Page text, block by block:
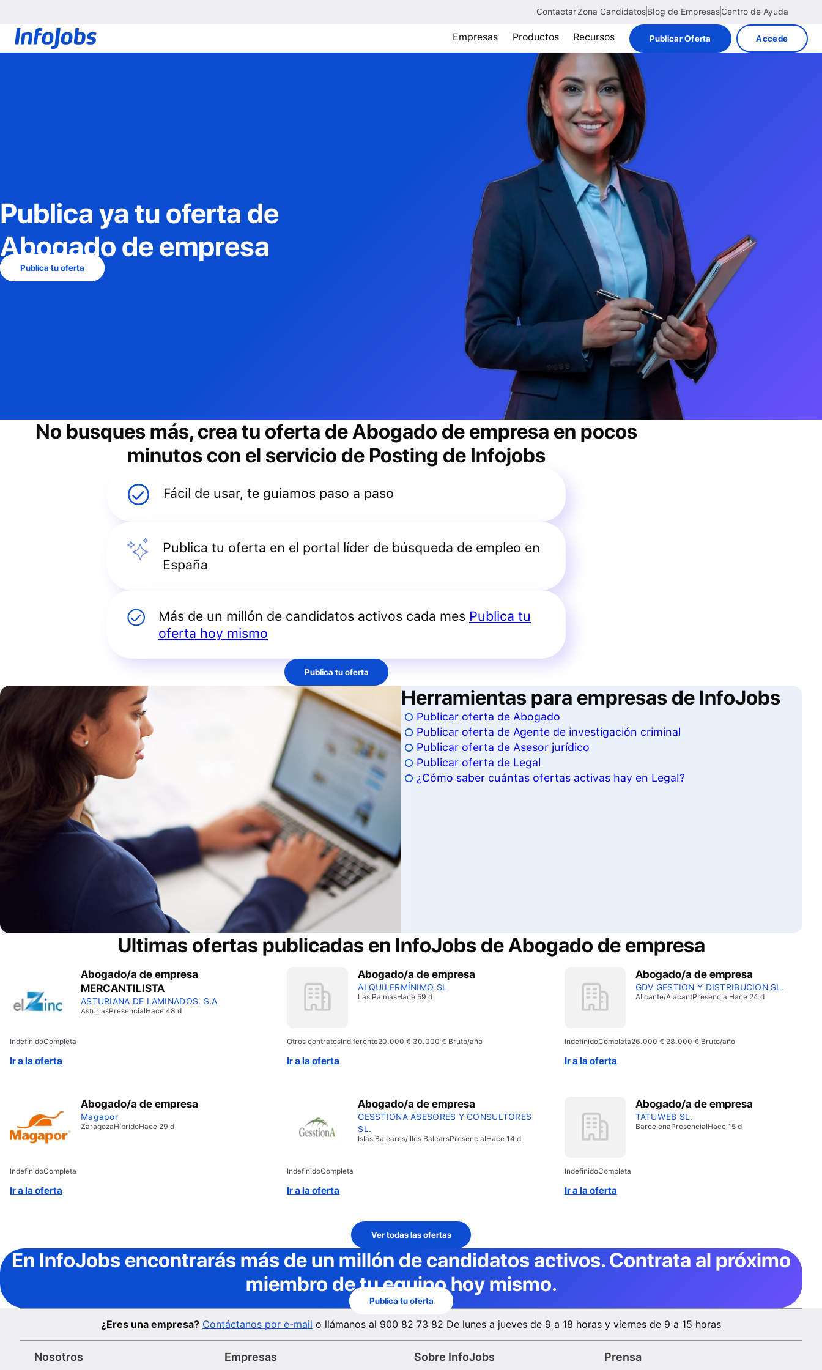
ContactarZona CandidatosBlog de EmpresasCentro de Ayuda
Empresas Productos Recursos Publicar Oferta Accede
Publica ya tu oferta de
Abogado de empresa
Publica tu oferta
No busques más, crea tu oferta deAbogado de empresa en pocos
minutos con el servicio de Posting de Infojobs
Fácil de usar, te guiamos paso a paso
Publica tu oferta en el portal líder de búsqueda de empleo en
España
Más de un millón de candidatos activos cada mes Publica tu
oferta hoy mismo
Publica tu oferta
Herramientas para empresas de InfoJobs
Publicar oferta de Abogado
Publicar oferta de Agente de investigación criminal
Publicar oferta de Asesor jurídico
Publicar oferta de Legal
¿Cómo saber cuántas ofertas activas hay en Legal?
Ultimas ofertas publicadas en InfoJobs deAbogado de empresa
Abogado/a de empresa
MERCANTILISTA
ASTURIANA DE LAMINADOS, S.A
AsturiasPresencialHace 48 d
IndefinidoCompleta
Ir a la oferta
Abogado/a de empresa
ALQUILERMÍNIMO SL
Las PalmasHace 59 d
Otros contratosIndiferente20.000 € 30.000 € Bruto/año
Ir a la oferta
Abogado/a de empresa
GDV GESTION Y DISTRIBUCION SL.
Alicante/AlacantPresencialHace 24 d
IndefinidoCompleta26.000 € 28.000 € Bruto/año
Ir a la oferta
Abogado/a de empresa
Magapor
ZaragozaHíbridoHace 29 d
IndefinidoCompleta
Ir a la oferta
Abogado/a de empresa
GESSTIONA ASESORES Y CONSULTORES
SL.
Islas Baleares/Illes BalearsPresencialHace 14 d
IndefinidoCompleta
Ir a la oferta
Abogado/a de empresa
TATUWEB SL.
BarcelonaPresencialHace 15 d
IndefinidoCompleta
Ir a la oferta
Ver todas las ofertas
En InfoJobs encontrarás más de un millón de candidatos activos. Contrata al próximo
miembro de tu equipo hoy mismo.
Publica tu oferta
¿Eres una empresa? Contáctanos por e-mail o llámanos al 900 82 73 82 De lunes a jueves de 9 a 18 horas y viernes de 9 a 15 horas
Nosotros Empresas Sobre InfoJobs Prensa